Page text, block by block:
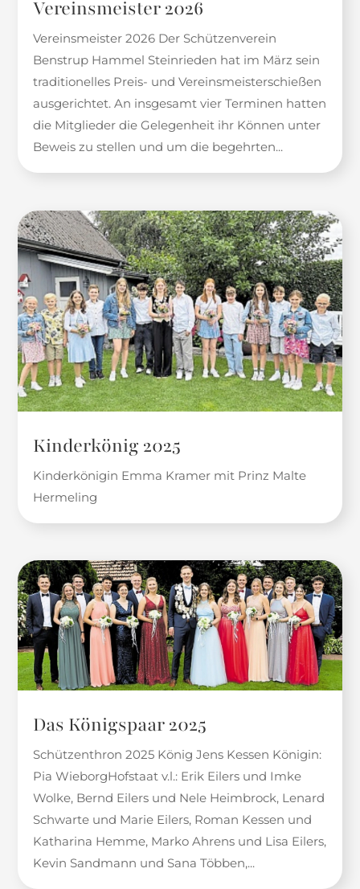
Vereinsmeister 2026
Vereinsmeister 2026 Der Schützenverein
Benstrup Hammel Steinrieden hat im März sein
traditionelles Preis- und Vereinsmeisterschießen
ausgerichtet. An insgesamt vier Terminen hatten
die Mitglieder die Gelegenheit ihr Können unter
Beweis zu stellen und um die begehrten...
Kinderkönig 2025
Kinderkönigin Emma Kramer mit Prinz Malte
Hermeling
Das Königspaar 2025
Schützenthron 2025 König Jens Kessen Königin:
Pia WieborgHofstaat v.l.: Erik Eilers und Imke
Wolke, Bernd Eilers und Nele Heimbrock, Lenard
Schwarte und Marie Eilers, Roman Kessen und
Katharina Hemme, Marko Ahrens und Lisa Eilers,
Kevin Sandmann und Sana Többen,...